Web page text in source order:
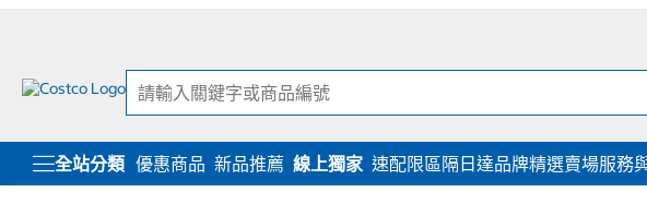
全站分類 優惠商品 新品推薦 線上獨家 速配限區隔日達品牌精選賣場服務